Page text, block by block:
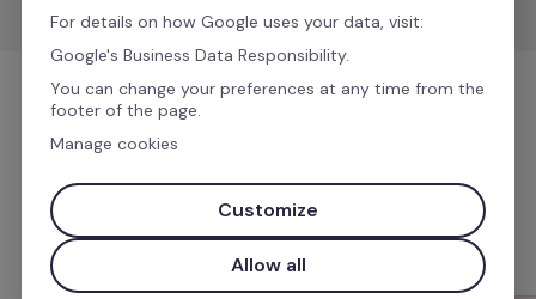
Buste paga
Ulteriori informazioni
For details on how Google uses your data, visit:
Google's Business Data Responsibility.
You can change your preferences at any time from the
footer of the page.
Manage cookies
Customize
Allow all